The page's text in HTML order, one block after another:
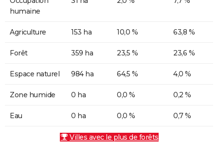
humaine
Agriculture 153 ha 10,0 % 63,8 %
Forêt 359 ha 23,5 % 23,6 %
Espace naturel 984 ha 64,5 % 4,0 %
Zone humide 0 ha 0,0 % 0,2 %
Eau 0 ha 0,0 % 0,7 %
Villes avec le plus de forêts